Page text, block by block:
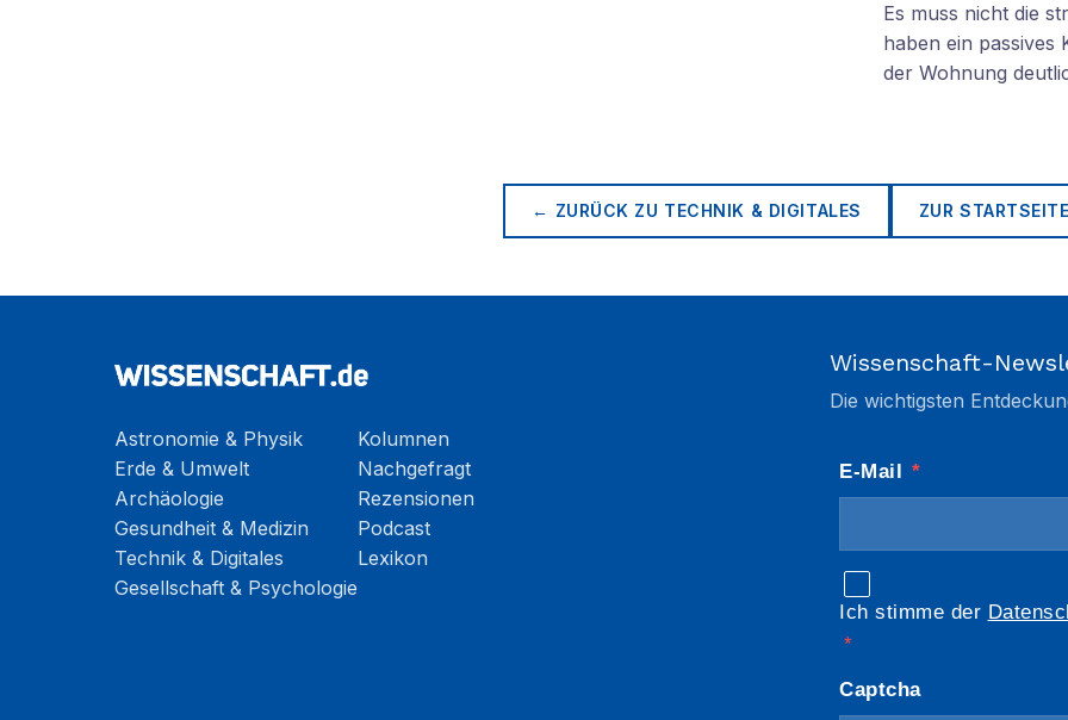
Es muss nicht die
haben ein passives
der Wohnung
← ZURÜCK ZU TECHNIK & DIGITALES ZUR STARTSEITE
Astronomie & Physik
Erde & Umwelt
Archäologie
Gesundheit & Medizin
Technik & Digitales
Gesellschaft & Psychologie
Kolumnen
Nachgefragt
Rezensionen
Podcast
Lexikon
Wissenschaft-
Die wichtigsten